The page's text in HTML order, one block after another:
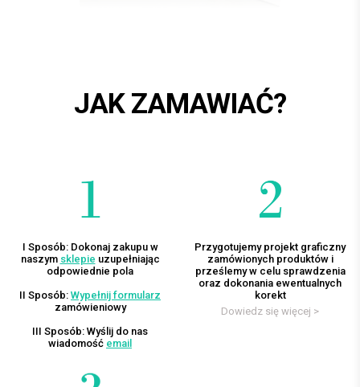
JAK ZAMAWIAĆ?
I Sposób: Dokonaj zakupu w
naszym sklepie uzupełniając
odpowiednie pola
II Sposób: Wypełnij formularz
zamówieniowy
III Sposób: Wyślij do nas
wiadomość email
Przygotujemy projekt graficzny
zamówionych produktów i
prześlemy w celu sprawdzenia
oraz dokonania ewentualnych
korekt
Dowiedz się więcej >